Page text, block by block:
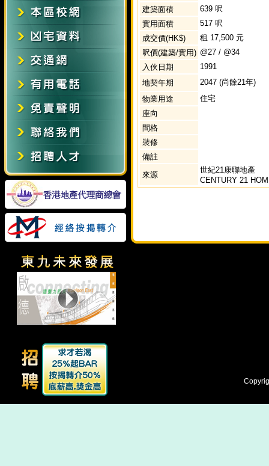
建築面積
639 呎
實用面積
517 呎
成交價(HK$)
租 17,500 元
呎價(建築/實用) @27 / @34
入伙日期
1991
地契年期
2047 (尚餘21年)
物業用途
住宅
座向
間格
裝修
備註
來源
世紀21康聯地產
CENTURY 21